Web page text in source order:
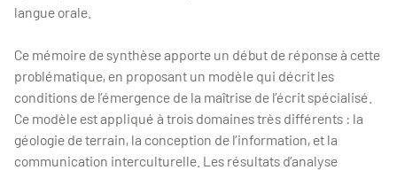
langue orale.
Ce mémoire de synthèse apporte un début de réponse à cette
problématique, en proposant un modèle qui décrit les
conditions de l’émergence de la maîtrise de l’écrit spécialisé.
Ce modèle est appliqué à trois domaines très différents : la
géologie de terrain, la conception de l’information, et la
communication interculturelle. Les résultats d’analyse